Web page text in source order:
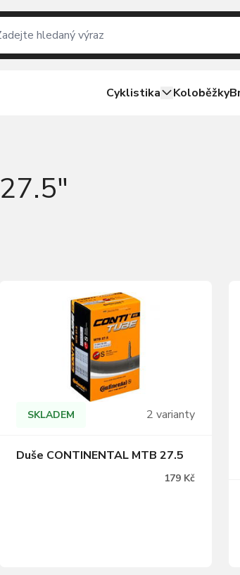
Cyklistika Koloběžky
27.5"
SKLADEM 2 varianty
Duše CONTINENTAL MTB 27.5
179 Kč